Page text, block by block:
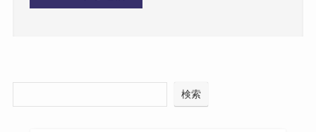
検索